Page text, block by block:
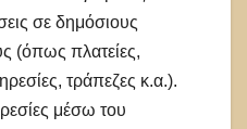
σε δημόσιους
(όπως πλατείες,
τράπεζες κ.α.).
μέσω του